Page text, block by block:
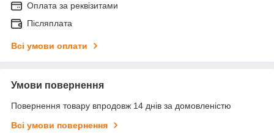
Оплата за реквізитами
Післяплата
Всі умови оплати
Умови повернення
Повернення товару впродовж 14 днів за домовленістю
Всі умови повернення